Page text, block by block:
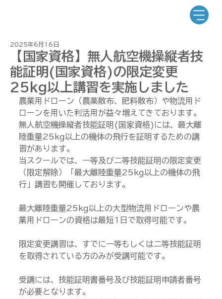
【国家資格】無人航空機操縦者技
能証明(国家資格)の限定変更
25kg以上講習を実施しました
2025年6月16日
農業用ドローン（農薬散布、肥料散布）や物流用ド
ローンを用いた利活用が益々増えてきております。
無人航空機操縦者技能証明(国家資格)には、最大離
陸重量25kg以上の機体の飛行を証明するための講
習があります。
当スクールでは、一等及び二等技能証明の限定変更
（限定解除）「最大離陸重量25kg以上の機体の飛
行」講習も開催しております。
最大離陸重量25kg以上の大型物流用ドローンや農
業用ドローンの資格は最短1日で取得可能です。
限定変更講習は、すでに一等もしくは二等技能証明
を取得されている方のみが受講可能です。
受講には、技能証明書番号及び技能証明申請者番号
が必要となります。